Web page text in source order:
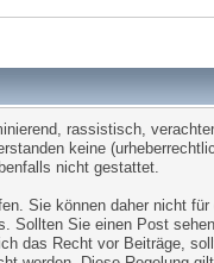
rassistisch,
keine
nicht gestattet.
Sie können daher nicht
Sollten Sie einen Post
das Recht vor Beiträge,